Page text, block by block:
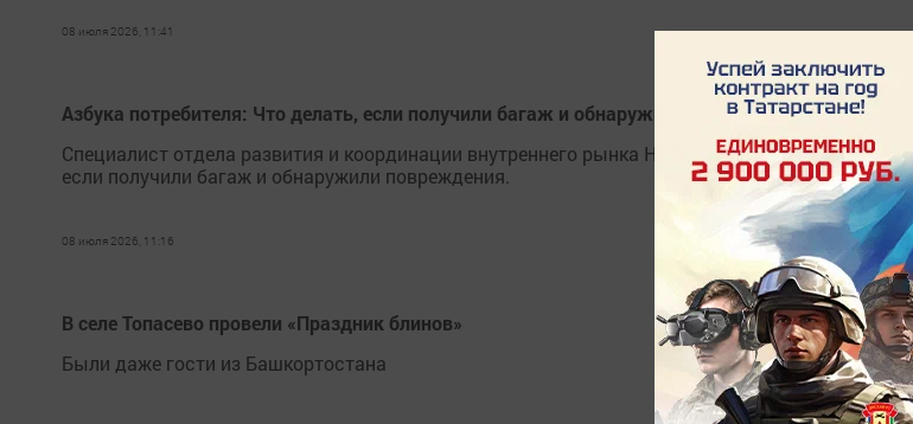
08 июля 2026, 11:41
Азбука потребителя: Что делать, если получили багаж и обнаружили повреждения.
Специалист отдела развития и координации внутреннего рынка Набережночелнинского
если получили багаж и обнаружили повреждения.
08 июля 2026, 11:16
В селе Топасево провели «Праздник блинов»
Были даже гости из Башкортостана